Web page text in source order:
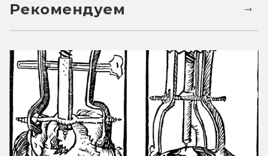
Рекомендуем